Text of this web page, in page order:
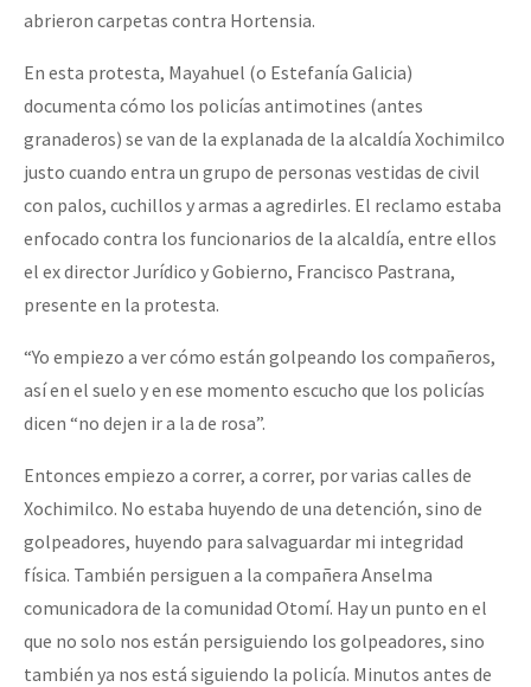
abrieron carpetas contra Hortensia.
En esta protesta, Mayahuel (o Estefanía Galicia)
documenta cómo los policías antimotines (antes
granaderos) se van de la explanada de la alcaldía Xochimilco
justo cuando entra un grupo de personas vestidas de civil
con palos, cuchillos y armas a agredirles. El reclamo estaba
enfocado contra los funcionarios de la alcaldía, entre ellos
el ex director Jurídico y Gobierno, Francisco Pastrana,
presente en la protesta.
“Yo empiezo a ver cómo están golpeando los compañeros,
así en el suelo y en ese momento escucho que los policías
dicen “no dejen ir a la de rosa”.
Entonces empiezo a correr, a correr, por varias calles de
Xochimilco. No estaba huyendo de una detención, sino de
golpeadores, huyendo para salvaguardar mi integridad
física. También persiguen a la compañera Anselma
comunicadora de la comunidad Otomí. Hay un punto en el
que no solo nos están persiguiendo los golpeadores, sino
también ya nos está siguiendo la policía. Minutos antes de